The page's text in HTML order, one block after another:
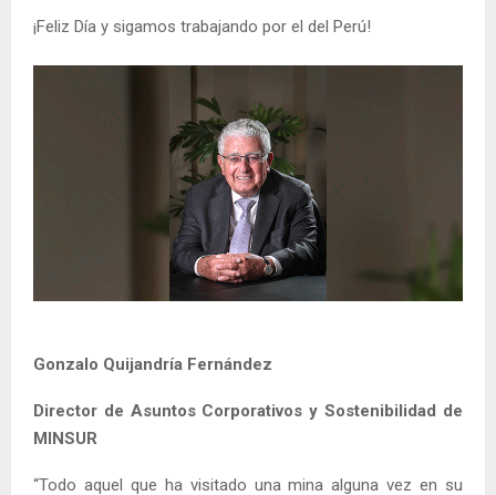
¡Feliz Día y sigamos trabajando por el del Perú!
Gonzalo Quijandría Fernández
Director de Asuntos Corporativos y Sostenibilidad de
MINSUR
“Todo aquel que ha visitado una mina alguna vez en su